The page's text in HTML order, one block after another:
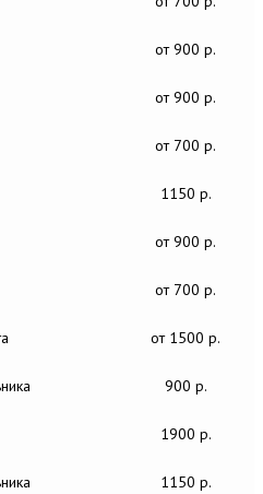
от 900 р.
от 900 р.
от 700 р.
1150 р.
от 900 р.
от 700 р.
от 1500 р.
900 р.
1900 р.
1150 р.